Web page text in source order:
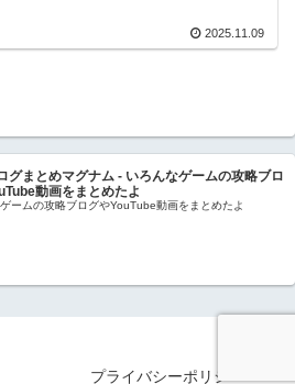
2025.11.09
グまとめマグナム - いろんなゲームの攻略ブロ
動画をまとめたよ
ームの攻略ブログやYouTube動画をまとめたよ
プライバシーポリシー